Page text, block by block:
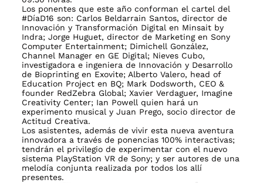
Los ponentes que este año conforman el cartel del
#DíaD16 son: Carlos Beldarrain Santos, director de
Innovación y Transformación Digital en Minsait by
Indra; Jorge Huguet, director de Marketing en Sony
Computer Entertainment; Dimichell González,
Channel Manager en GE Digital; Nieves Cubo,
investigadora e ingeniera de Innovación y Desarrollo
de Bioprinting en Exovite; Alberto Valero, head of
Education Project en BQ; Mark Dodsworth, CEO &
founder RedZebra Global; Xavier Verdaguer, Imagine
Creativity Center; Ian Powell quien hará un
experimento musical y Juan Prego, socio director de
Actitud Creativa.
Los asistentes, además de vivir esta nueva aventura
innovadora a través de ponencias 100% interactivas;
tendrán el privilegio de experimentar con el nuevo
sistema PlayStation VR de Sony; y ser autores de una
melodía conjunta realizada por todos los allí
presentes.